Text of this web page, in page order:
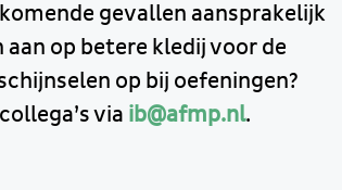
gevallen aansprakelijk
op betere kledij voor de
op bij oefeningen?
via ib@afmp.nl.